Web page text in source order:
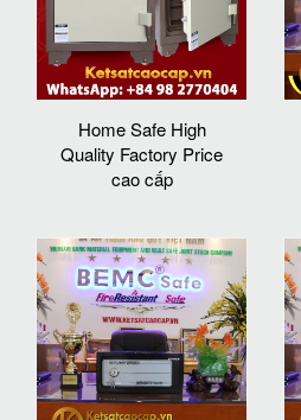
Home Safe High
Quality Factory Price
cao cấp